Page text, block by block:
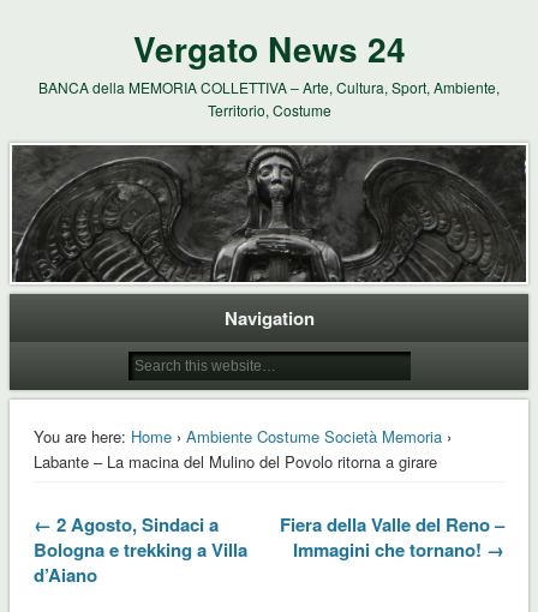
Vergato News 24
BANCA della MEMORIA COLLETTIVA – Arte, Cultura, Sport, Ambiente,
Territorio, Costume
Navigation
You are here: Home› Ambiente Costume Società Memoria›
Labante – La macina del Mulino del Povolo ritorna a girare
← 2 Agosto, Sindaci a
Bologna e trekking a Villa
d’Aiano
Fiera della Valle del Reno –
Immagini che tornano! →